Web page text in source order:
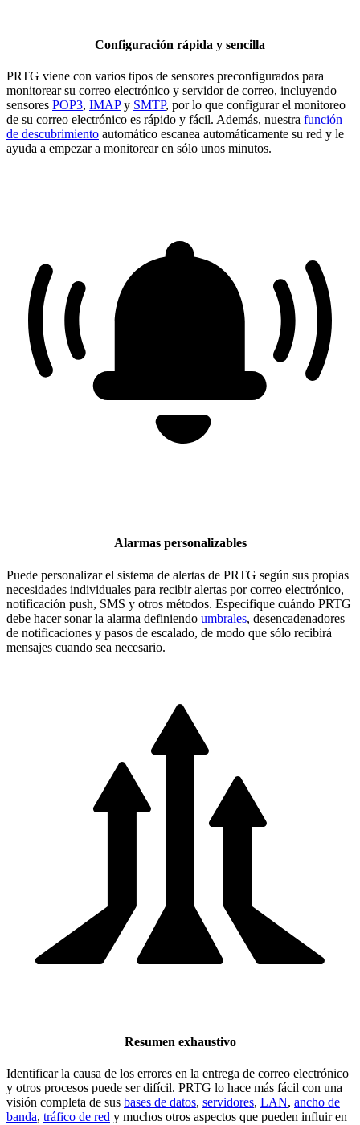
Configuración rápida y sencilla
PRTG viene con varios tipos de sensores preconfigurados para
monitorear su correo electrónico y servidor de correo, incluyendo
sensores POP3, IMAPy SMTP, por lo que configurar el monitoreo
de su correo electrónico es rápido y fácil. Además, nuestra función
de descubrimiento automático escanea automáticamente su red y le
ayuda a empezar a monitorear en sólo unos minutos.
Alarmas personalizables
Puede personalizar el sistema de alertas de PRTG según sus propias
necesidades individuales para recibir alertas por correo electrónico,
notificación push, SMS y otros métodos. Especifique cuándo PRTG
debe hacer sonar la alarma definiendo umbrales, desencadenadores
de notificaciones y pasos de escalado, de modo que sólo recibirá
mensajes cuando sea necesario.
Resumen exhaustivo
Identificar la causa de los errores en la entrega de correo electrónico
y otros procesos puede ser difícil. PRTG lo hace más fácil con una
visión completa de sus bases de datos, servidores, LAN, ancho de
banda, tráfico de red y muchos otros aspectos que pueden influir en